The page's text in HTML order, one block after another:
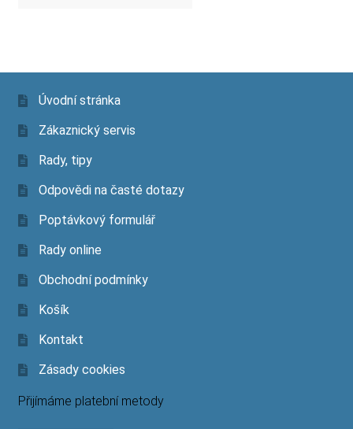
Úvodní stránka
Zákaznický servis
Rady, tipy
Odpovědi na časté dotazy
Poptávkový formulář
Rady online
Obchodní podmínky
Košík
Kontakt
Zásady cookies
Přijímáme platební metody